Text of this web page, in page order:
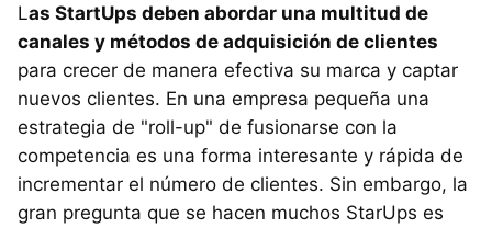
Las StartUps deben abordar una multitud de
canales y métodos de adquisición de clientes
para crecer de manera efectiva su marca y captar
nuevos clientes. En una empresa pequeña una
estrategia de "roll-up" de fusionarse con la
competencia es una forma interesante y rápida de
incrementar el número de clientes. Sin embargo, la
gran pregunta que se hacen muchos StarUps es